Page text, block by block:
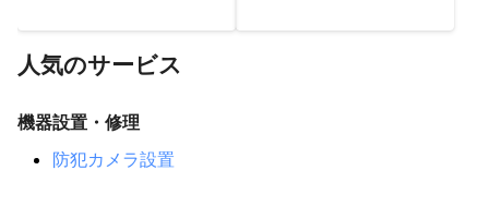
人気のサービス
機器設置・修理
防犯カメラ設置